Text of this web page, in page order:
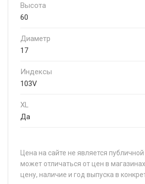
Высота
60
Диаметр
17
Индексы
103V
XL
Да
Цена на сайте не является
может отличаться от цен в
цену, наличие и год выпуска в